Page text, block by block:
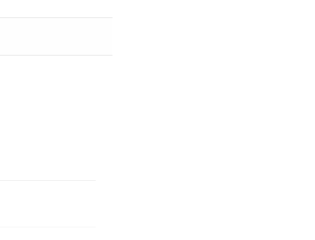
をお過ごし下さ
と共に、お口の